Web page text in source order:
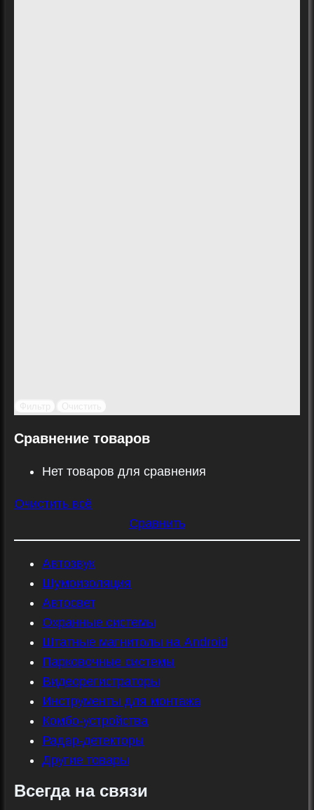
Сравнение товаров
Нет товаров для сравнения
Очистить всё
Сравнить
Автозвук
Шумоизоляция
Автосвет
Охранные системы
Штатные магнитолы на Android
Парковочные системы
Видеорегистраторы
Инструменты для монтажа
Комбо-устройства
Радар-детекторы
Другие товары
Всегда на связи